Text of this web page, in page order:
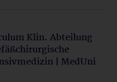
Klin. Abteilung
| MedUni